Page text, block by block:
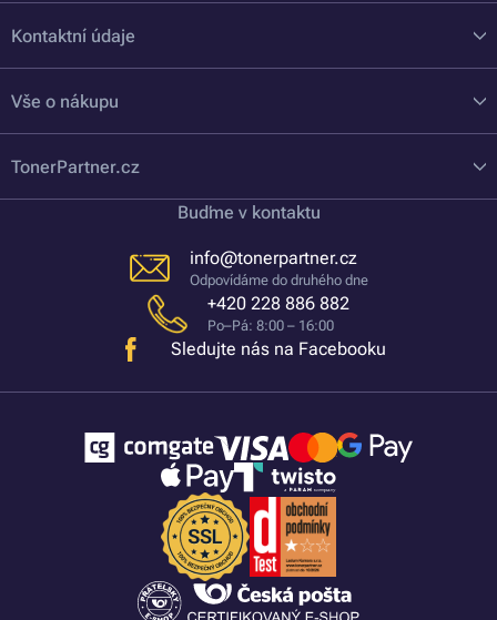
Kontaktní údaje
Vše o nákupu
TonerPartner.cz
Buďme v kontaktu
info@tonerpartner.cz
Odpovídáme do druhého dne
+420 228 886 882
Po–Pá: 8:00 – 16:00
Sledujte nás na Facebooku